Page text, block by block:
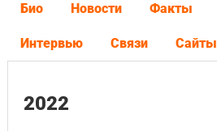
Био Новости Факты
Интервью Связи Сайты
2022